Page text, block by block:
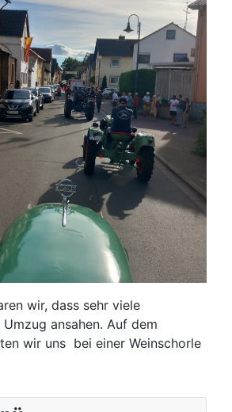
wir, dass sehr viele
ansahen. Auf dem
wir uns bei einer Weinschorle